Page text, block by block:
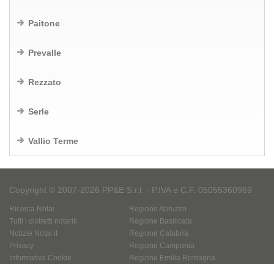
Paitone
Prevalle
Rezzato
Serle
Vallio Terme
Copyright © 2007-2026 PP&E S.r.l. - P.IVA e C.F. 05055360969
Ricerca Notai
Tutti i distretti notarili
Notizie Notai.it
Privacy
Informativa Cookie
Regione Abruzzo
Regione Basilicata
Regione Calabria
Regione Campania
Regione Emilia Romagna